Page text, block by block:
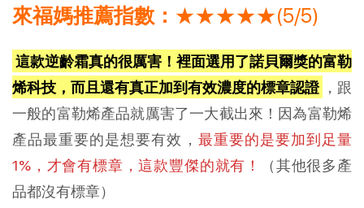
來福媽推薦指數： ★★★★★(5/5)
這款逆齡霜真的很厲害！裡面選用了諾貝爾獎的富勒
烯科技，而且還有真正加到有效濃度的標章認證 ，跟
一般的富勒烯產品就厲害了一大截出來！因為富勒烯
產品最重要的是想要有效， 最重要的是要加到足量
1%，才會有標章，這款豐傑的就有！
（其他很多產
品都沒有標章）